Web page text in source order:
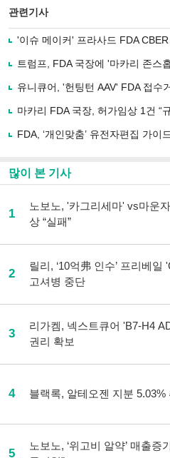
로
사
유
기
관련기사
'이슈 메이커' 프라사드 FDA
트럼프, FDA 국장에 '마카리 존스
유니큐어, '헌팅턴 AAV' FDA 접수
마카리 FDA 국장, 허가임상 1건 “
FDA, ‘개인맞춤’ 유전자편집 가이
많이 본 기사
1
노보노, '카그리세마' vs마운
상 “실패”
2
릴리, ‘10억弗 인수’ 프리베일
고셔병 중단
3
리가켐, 넥스트큐어 'B7-H4
권리 확보
4 블랙록, 알테오젠 지분 5.03%
5
노보노, ‘위고비 알약’ 매출증